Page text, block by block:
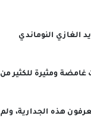
إنكلترا هارولد على يد الغازي النوماندي
ومثيرة للكثير من
هذه الجدارية، ولم